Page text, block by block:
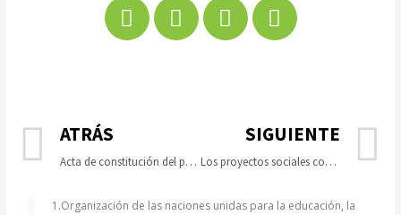
ATRÁS
Acta de constitución del proyecto o project charter
SIGUIENTE
Los proyectos sociales como pilar de la salud
1.Organización de las naciones unidas para la educación, la